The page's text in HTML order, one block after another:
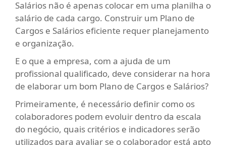
Salários não é apenas colocar em uma planilha o
salário de cada cargo. Construir um Plano de
Cargos e Salários eficiente requer planejamento
e organização.
E o que a empresa, com a ajuda de um
profissional qualificado, deve considerar na hora
de elaborar um bom Plano de Cargos e Salários?
Primeiramente, é necessário definir como os
colaboradores podem evoluir dentro da escala
do negócio, quais critérios e indicadores serão
utilizados para avaliar se o colaborador está apto